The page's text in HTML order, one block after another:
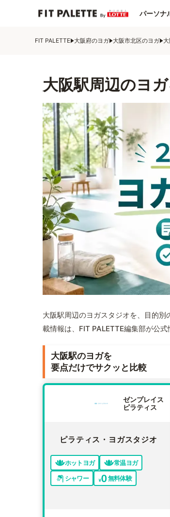
パーソナ
FIT PALETTE 大阪府のヨガ 大阪市北区のヨガ
大阪駅周辺のヨ
大阪駅周辺のヨガスタジオを、目的
載情報は、FIT PALETTE編集部が公式
大阪駅のヨガを
要点だけでサクッと比較
ゼンプレイス
ピラティス
ピラティス・ヨガスタジオ
ホットヨガ
常温ヨガ
シャワー
無料体験